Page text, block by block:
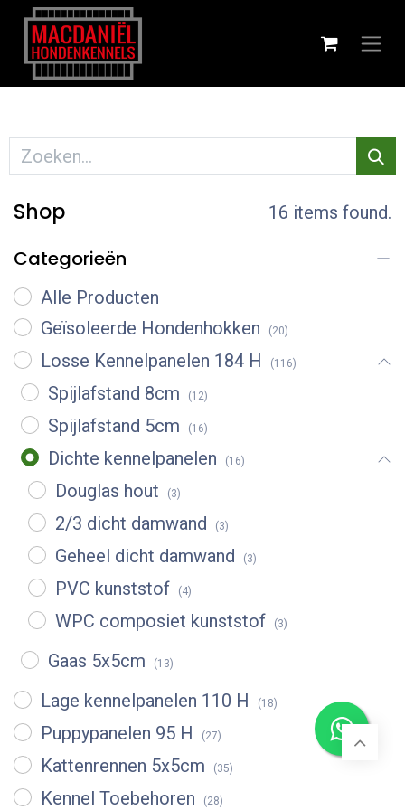
Shop 16 items found.
Categorieën
Alle Producten
Geïsoleerde Hondenhokken
(20)
Losse Kennelpanelen 184 H (116)
Spijlafstand 8cm (12)
Spijlafstand 5cm (16)
Dichte kennelpanelen (16)
Douglas hout (3)
2/3 dicht damwand (3)
Geheel dicht damwand (3)
PVC kunststof (4)
WPC composiet kunststof (3)
Gaas 5x5cm (13)
Lage kennelpanelen 110 H (18)
Puppypanelen 95 H (27)
Kattenrennen 5x5cm (35)
Kennel Toebehoren (28)